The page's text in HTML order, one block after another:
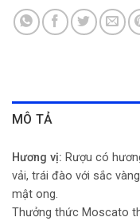
MÔ TẢ
Hương vị: Rượu có
vải, trái đào với sắc
mật ong.
Thưởng thức Moscato